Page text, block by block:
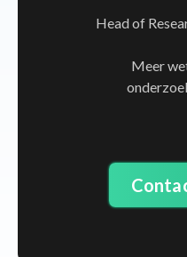
Head of
Meer